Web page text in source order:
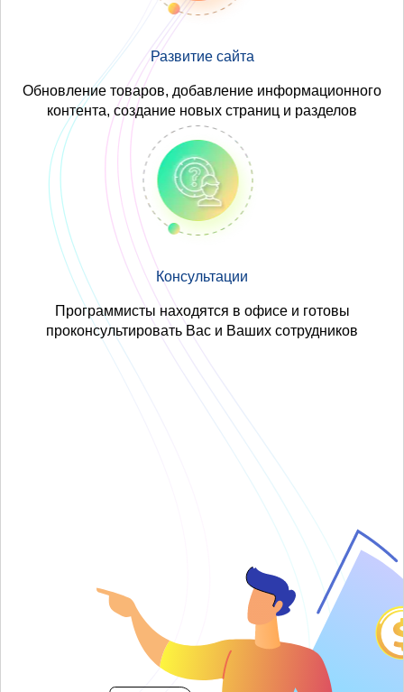
Развитие сайта
Обновление товаров, добавление информационного
контента, создание новых страниц и разделов
Консультации
Программисты находятся в офисе и готовы
проконсультировать Вас и Ваших сотрудников